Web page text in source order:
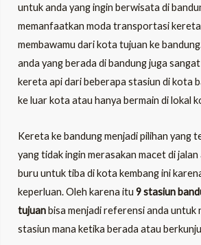
untuk anda yang ingin berwisata di
memanfaatkan moda transportasi
membawamu dari kota tujuan ke
anda yang berada di bandung juga
kereta api dari beberapa stasiun di kota
ke luar kota atau hanya bermain di lokal
Kereta ke bandung menjadi pilihan yang
yang tidak ingin merasakan macet di
buru untuk tiba di kota kembang ini
keperluan. Oleh karena itu 9 stasiun
tujuanbisa menjadi referensi anda untuk
stasiun mana ketika berada atau